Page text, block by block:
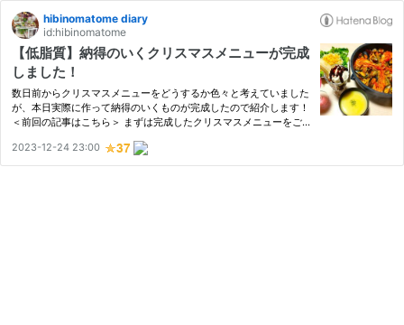
hibinomatome diary
id:hibinomatome
【低脂質】納得のいくクリスマスメニューが完成
しました！
数日前からクリスマスメニューをどうするか色々と考えていました
が、本日実際に作って納得のいくものが完成したので紹介します！
＜前回の記事はこちら＞ まずは完成したクリスマスメニューをご
チョコパフェ・コーンスープ・シャンメリー を作って、見た目も…
2023-12-24 23:00